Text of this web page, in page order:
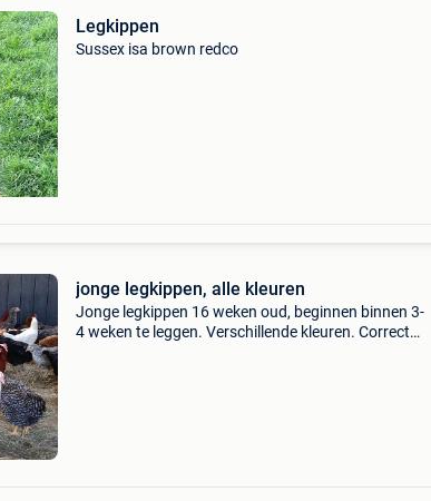
Legkippen
Sussex isa brown redco
jonge legkippen, alle kleuren
Jonge legkippen 16 weken oud, beginnen binnen 3-
4 weken te leggen. Verschillende kleuren. Correct